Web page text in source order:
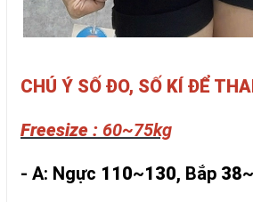
CHÚ Ý SỐ ĐO, SỐ KÍ ĐỂ
Freesize : 60~75kg
- A: Ngực 110~130, Bắp 38~